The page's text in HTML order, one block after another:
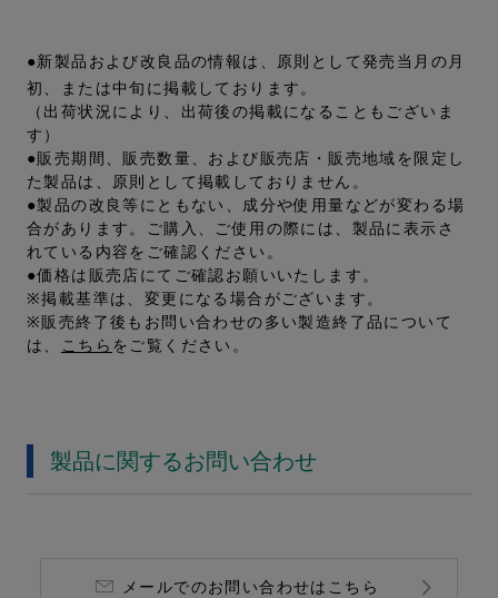
●新製品および改良品の情報は、原則として発売当月の月
初、または中旬に掲載しております。
（出荷状況により、出荷後の掲載になることもございま
す）
●販売期間、販売数量、および販売店・販売地域を限定し
た製品は、原則として掲載しておりません。
●製品の改良等にともない、成分や使用量などが変わる場
合があります。ご購入、ご使用の際には、製品に表示さ
れている内容をご確認ください。
●価格は販売店にてご確認お願いいたします。
※掲載基準は、変更になる場合がございます。
※販売終了後もお問い合わせの多い製造終了品について
は、
こちら をご覧ください。
製品に関するお問い合わせ
メールでのお問い合わせはこちら